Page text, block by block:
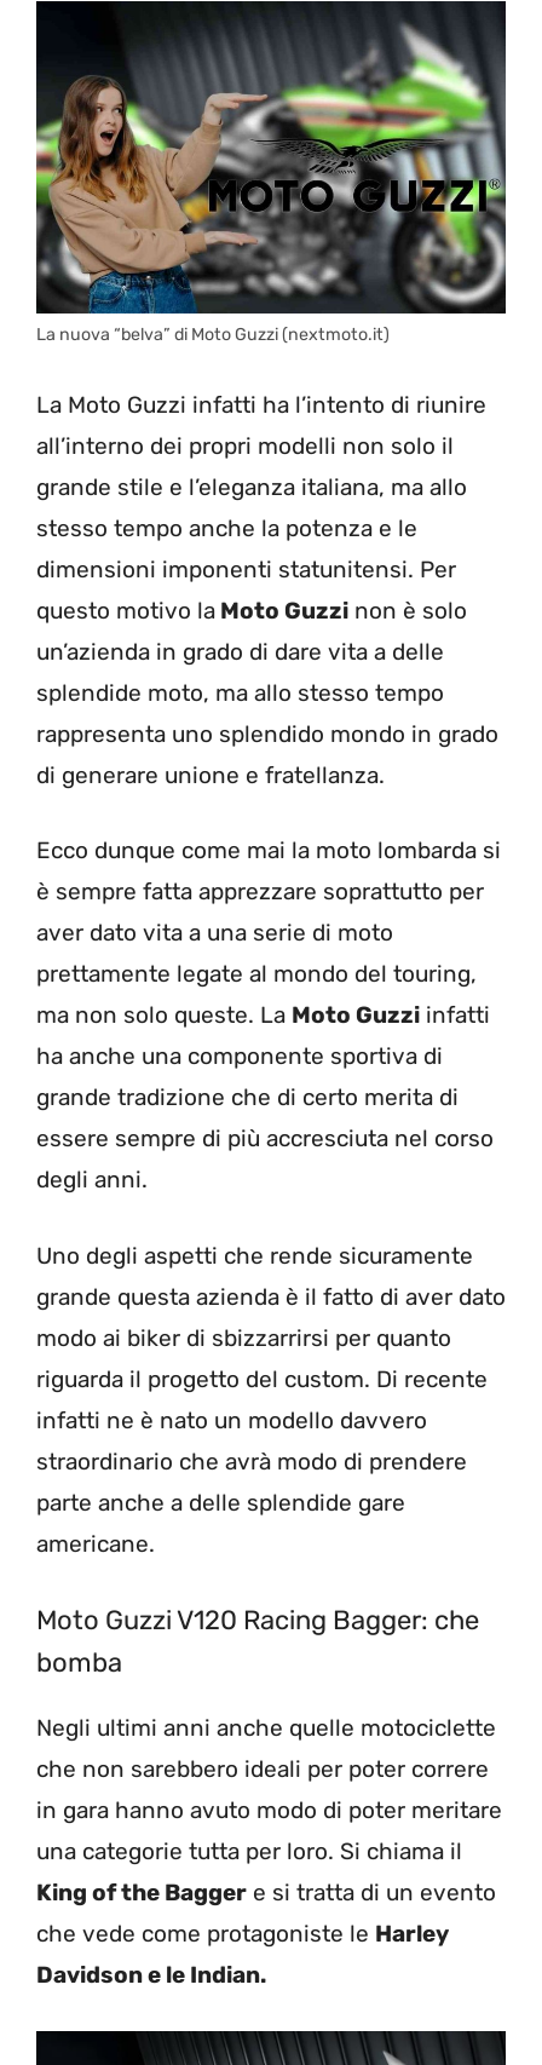
La nuova “belva” di Moto Guzzi (nextmoto.it)
La Moto Guzzi infatti ha l’intento di riunire
all’interno dei propri modelli non solo il
grande stile e l’eleganza italiana, ma allo
stesso tempo anche la potenza e le
dimensioni imponenti statunitensi. Per
questo motivo la Moto Guzzi non è solo
un’azienda in grado di dare vita a delle
splendide moto, ma allo stesso tempo
rappresenta uno splendido mondo in grado
di generare unione e fratellanza.
Ecco dunque come mai la moto lombarda si
è sempre fatta apprezzare soprattutto per
aver dato vita a una serie di moto
prettamente legate al mondo del touring,
ma non solo queste. La Moto Guzzi infatti
ha anche una componente sportiva di
grande tradizione che di certo merita di
essere sempre di più accresciuta nel corso
degli anni.
Uno degli aspetti che rende sicuramente
grande questa azienda è il fatto di aver dato
modo ai biker di sbizzarrirsi per quanto
riguarda il progetto del custom. Di recente
infatti ne è nato un modello davvero
straordinario che avrà modo di prendere
parte anche a delle splendide gare
americane.
Moto Guzzi V120 Racing Bagger: che
bomba
Negli ultimi anni anche quelle motociclette
che non sarebbero ideali per poter correre
in gara hanno avuto modo di poter meritare
una categorie tutta per loro. Si chiama il
King of the Bagger e si tratta di un evento
che vede come protagoniste le Harley
Davidson e le Indian.